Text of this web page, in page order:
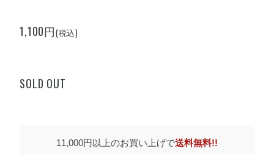
1,100円(税込)
SOLD OUT
11,000円以上のお買い上げで送料無料!!